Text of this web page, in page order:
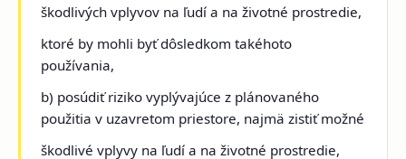
škodlivých vplyvov na ľudí a na životné prostredie,
ktoré by mohli byť dôsledkom takéhoto
používania,
b) posúdiť riziko vyplývajúce z plánovaného
použitia v uzavretom priestore, najmä zistiť možné
škodlivé vplyvy na ľudí a na životné prostredie,